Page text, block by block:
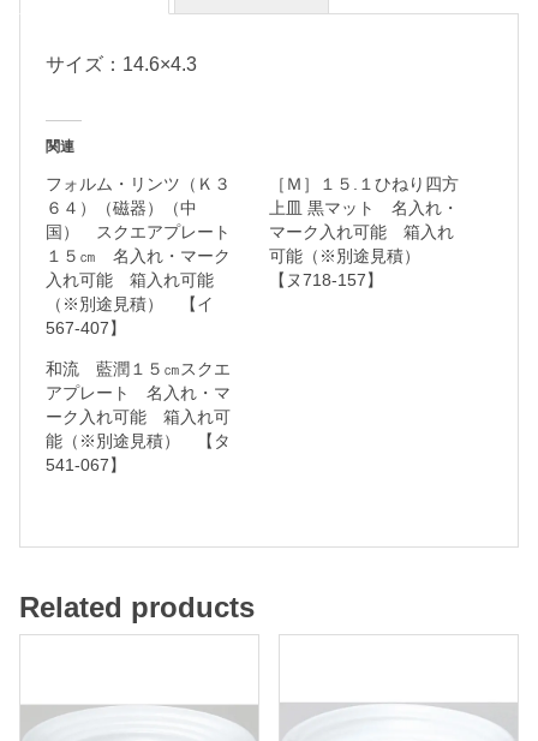
可
能
※
サイズ：14.6×4.3
関連
フォルム・リンツ（Ｋ３
６４）（磁器）（中
国） スクエアプレート
１５㎝ 名入れ・マーク
入れ可能 箱入れ可能
（※別途見積） 【イ
567-407】
［Ｍ］１５.１ひねり四方
上皿 黒マット 名入れ・
マーク入れ可能 箱入れ
可能（※別途見積）
【ヌ718-157】
和流 藍潤１５㎝スクエ
アプレート 名入れ・マ
ーク入れ可能 箱入れ可
能（※別途見積） 【タ
541-067】
Related products